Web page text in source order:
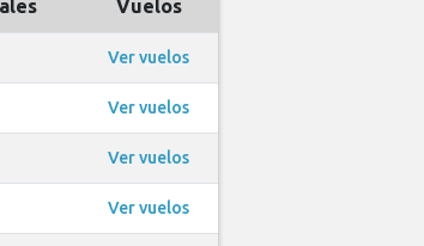
Vuelos
Ver vuelos
Ver vuelos
Ver vuelos
Ver vuelos